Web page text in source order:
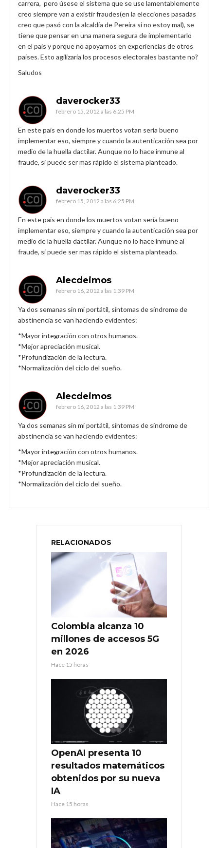
carrera, pero úsese el sistema que se use lamentablemente
creo siempre van a existir fraudes(en la elecciones pasadas
creo que pasó con la alcaldía de Pereira si no estoy mal), se
tiene que pensar en una manera segura de implementarlo
en el país y porque no apoyarnos en experiencias de otros
países. Esto agilizaría los procesos electorales bastante no?
Saludos
daverocker33
febrero 15, 2012 a las 6:25 PM
En este pais en donde los muertos votan sería bueno
implementar eso, siempre y cuando la autenticación sea por
medio de la huella dactilar. Aunque no lo hace inmune al
fraude, si puede ser mas rápido el sistema planteado.
daverocker33
febrero 15, 2012 a las 6:25 PM
En este pais en donde los muertos votan sería bueno
implementar eso, siempre y cuando la autenticación sea por
medio de la huella dactilar. Aunque no lo hace inmune al
fraude, si puede ser mas rápido el sistema planteado.
Alecdeimos
febrero 16, 2012 a las 1:39 PM
Ya dos semanas sin mi portátil, síntomas de síndrome de
abstinencia se van haciendo evidentes:
*Mayor integración con otros humanos.
*Mejor apreciación musical.
*Profundización de la lectura.
*Normalización del ciclo del sueño.
Alecdeimos
febrero 16, 2012 a las 1:39 PM
Ya dos semanas sin mi portátil, síntomas de síndrome de
abstinencia se van haciendo evidentes:
*Mayor integración con otros humanos.
*Mejor apreciación musical.
*Profundización de la lectura.
*Normalización del ciclo del sueño.
RELACIONADOS
Colombia alcanza 10
millones de accesos 5G
en 2026
Hace 15 horas
OpenAI presenta 10
resultados matemáticos
obtenidos por su nueva
IA
Hace 15 horas